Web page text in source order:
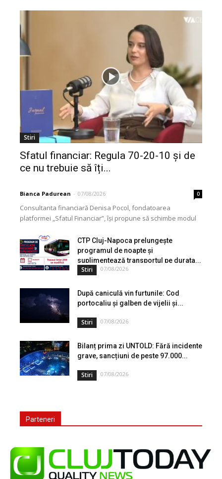
Stiri
Sfatul financiar: Regula 70-20-10 și de
ce nu trebuie să îți...
Bianca Padurean - 07/08/2026 0
Consultanta financiară Denisa Pocol, fondatoarea
platformei „Sfatul Financiar”, își propune să schimbe modul
de peste...
CTP Cluj-Napoca prelungește
programul de noapte și
suplimentează transportul pe durata...
Stiri 07/08/2026
După caniculă vin furtunile: Cod
portocaliu și galben de vijelii și...
Stiri 07/08/2026
Bilanț prima zi UNTOLD: Fără incidente
grave, sancțiuni de peste 97.000...
Stiri 07/08/2026
Parteneri